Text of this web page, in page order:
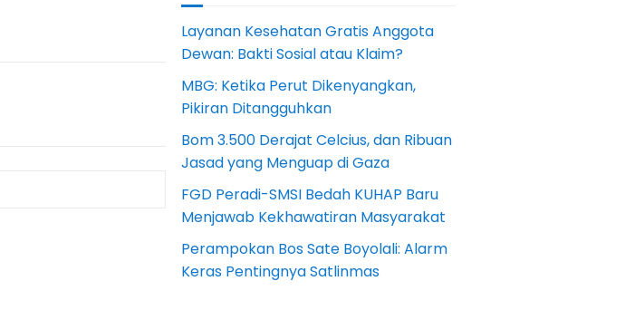
Layanan Kesehatan Gratis Anggota
Dewan: Bakti Sosial atau Klaim?
MBG: Ketika Perut Dikenyangkan,
Pikiran Ditangguhkan
Bom 3.500 Derajat Celcius, dan Ribuan
Jasad yang Menguap di Gaza
FGD Peradi-SMSI Bedah KUHAP Baru
Menjawab Kekhawatiran Masyarakat
Perampokan Bos Sate Boyolali: Alarm
Keras Pentingnya Satlinmas